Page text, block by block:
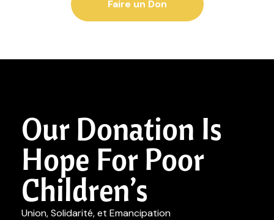
Faire un Don
Our Donation Is
Hope For Poor
Children’s
Union, Solidarité, et Emancipation